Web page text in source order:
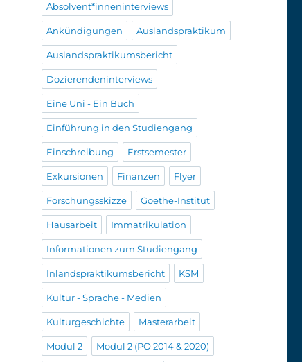
Absolvent*inneninterviews
Ankündigungen Auslandspraktikum
Auslandspraktikumsbericht
Dozierendeninterviews
Eine Uni - Ein Buch
Einführung in den Studiengang
Einschreibung Erstsemester
Exkursionen Finanzen Flyer
Forschungsskizze Goethe-Institut
Hausarbeit Immatrikulation
Informationen zum Studiengang
Inlandspraktikumsbericht KSM
Kultur - Sprache - Medien
Kulturgeschichte Masterarbeit
Modul 2 Modul 2 (PO 2014 & 2020)